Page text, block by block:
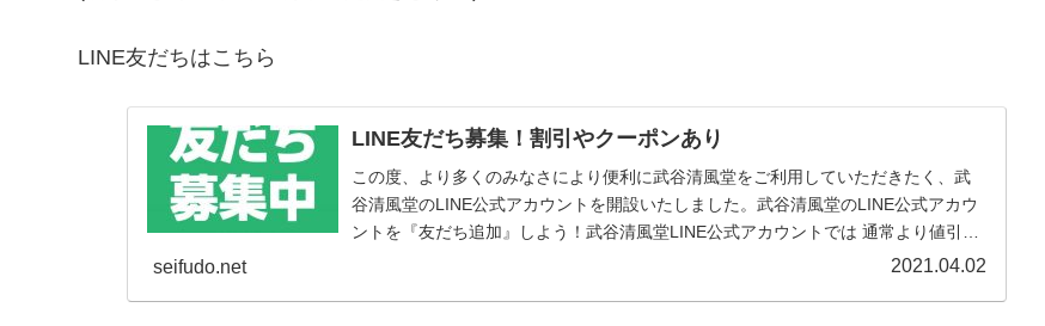
LINE友だちはこちら
LINE友だち募集！割引やクーポンあり
この度、より多くのみなさにより便利に武谷清風堂をご利用していただきたく、武
谷清風堂のLINE公式アカウントを開設いたしました。武谷清風堂のLINE公式アカウ
ントを『友だち追加』しよう！武谷清風堂LINE公式アカウントでは 通常より値引き
seifudo.net 2021.04.02